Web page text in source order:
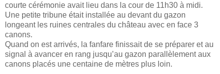
courte cérémonie avait lieu dans la cour de 11h30 à midi.
Une petite tribune était installée au devant du gazon
longeant les ruines centrales du château avec en face 3
canons.
Quand on est arrivés, la fanfare finissait de se préparer et au
signal à avancer en rang jusqu’au gazon parallèlement aux
canons placés une centaine de mètres plus loin.